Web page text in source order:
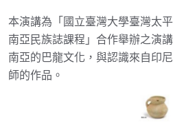
本演講為「國立臺灣大學臺灣太
南亞民族誌課程」合作舉辦之演
南亞的巴龍文化，與認識來自印
師的作品。